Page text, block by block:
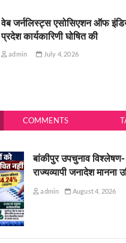
वेब जर्नलिस्ट्स एसोसिएशन ऑफ
प्रदेश कार्यकारिणी घोषित की
admin July 4, 2026
COMMENTS
बांकीपुर उपचुनाव
राज्यव्यापी जनादेश मानना
admin August 4, 2026